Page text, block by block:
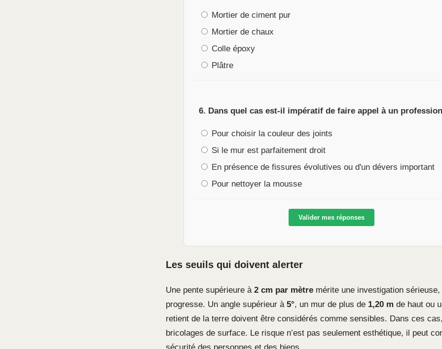
Mortier de ciment pur
Mortier de chaux
Colle époxy
Plâtre
6. Dans quel cas est-il impératif de faire appel à un
Pour choisir la couleur des joints
Si le mur est parfaitement droit
En présence de fissures évolutives ou d'un dévers important
Pour nettoyer la mousse
Valider mes réponses
Les seuils qui doivent alerter
Une pente supérieure à 2 cm par mètre mérite une investigation
progresse. Un angle supérieur à 5°, un mur de plus de 1,20 m de haut ou
retient de la terre doivent être considérés comme sensibles. Dans ces
bricolages de surface. Le risque n’est pas seulement esthétique, il peut
sécurité des personnes et des biens.